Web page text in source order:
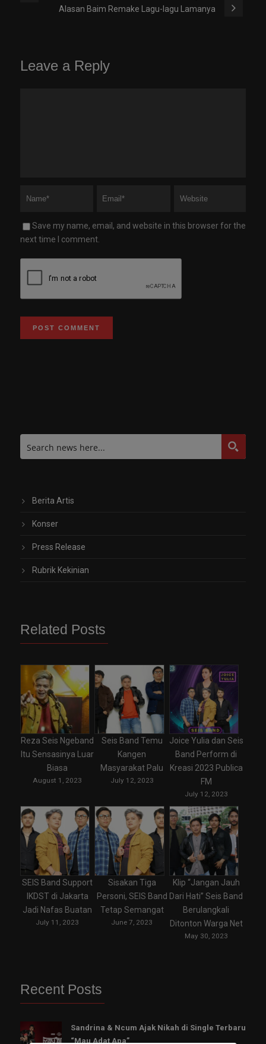
Alasan Baim Remake Lagu-lagu Lamanya
Leave a Reply
Save my name, email, and website in this browser for the
next time I comment.
Berita Artis
Konser
Press Release
Rubrik Kekinian
Related Posts
Reza Seis Ngeband
Itu Sensasinya Luar
Biasa
August 1, 2023
Seis Band Temu
Kangen
Masyarakat Palu
July 12, 2023
Joice Yulia dan Seis
Band Perform di
Kreasi 2023 Publica
FM
July 12, 2023
SEIS Band Support
IKDST di Jakarta
Jadi Nafas Buatan
July 11, 2023
Sisakan Tiga
Personi, SEIS Band
Tetap Semangat
June 7, 2023
Klip “Jangan Jauh
Dari Hati” Seis Band
Berulangkali
Ditonton Warga Net
May 30, 2023
Recent Posts
Sandrina & Ncum Ajak Nikah di Single Terbaru
“Mau Adat Apa”